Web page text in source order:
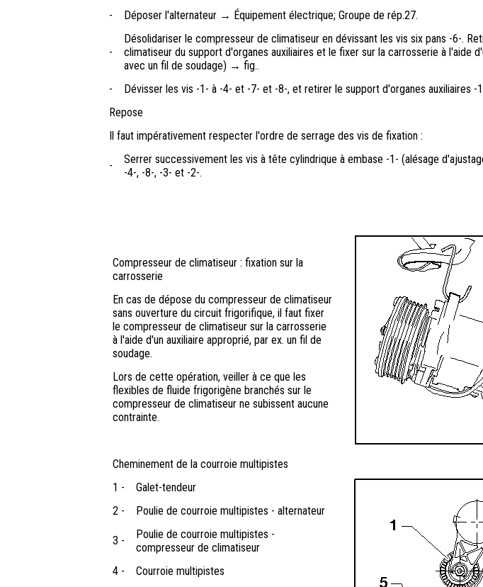
-
Déposer l'alternateur → Équipement électrique; Groupe de rép.27.
-
Désolidariser le compresseur de climatiseur en dévissant les vis six pans -6-.
climatiseur du support d'organes auxiliaires et le fixer sur la carrosserie à l'aide
avec un fil de soudage) → fig..
-
Dévisser les vis -1- à -4- et -7- et -8-, et retirer le support d'organes auxiliaires -
Repose
Il faut impérativement respecter l'ordre de serrage des vis de fixation :
-
Serrer successivement les vis à tête cylindrique à embase -1- (alésage
-4-, -8-, -3- et -2-.
Compresseur de climatiseur : fixation sur la
carrosserie
En cas de dépose du compresseur de climatiseur
sans ouverture du circuit frigorifique, il faut fixer
le compresseur de climatiseur sur la carrosserie
à l'aide d'un auxiliaire approprié, par ex. un fil de
soudage.
Lors de cette opération, veiller à ce que les
flexibles de fluide frigorigène branchés sur le
compresseur de climatiseur ne subissent aucune
contrainte.
Cheminement de la courroie multipistes
1 -
Galet-tendeur
2 -
Poulie de courroie multipistes - alternateur
3 -
Poulie de courroie multipistes -
compresseur de climatiseur
4 -
Courroie multipistes